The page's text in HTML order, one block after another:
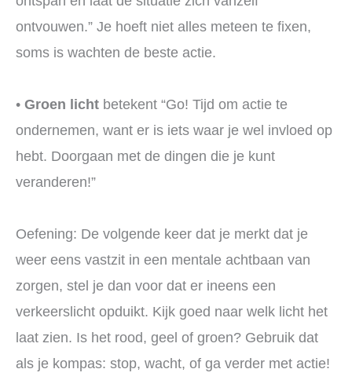
ontvouwen.” Je hoeft niet alles meteen te fixen,
soms is wachten de beste actie.
• Groen licht betekent “Go! Tijd om actie te
ondernemen, want er is iets waar je wel invloed op
hebt. Doorgaan met de dingen die je kunt
veranderen!”
Oefening: De volgende keer dat je merkt dat je
weer eens vastzit in een mentale achtbaan van
zorgen, stel je dan voor dat er ineens een
verkeerslicht opduikt. Kijk goed naar welk licht het
laat zien. Is het rood, geel of groen? Gebruik dat
als je kompas: stop, wacht, of ga verder met actie!